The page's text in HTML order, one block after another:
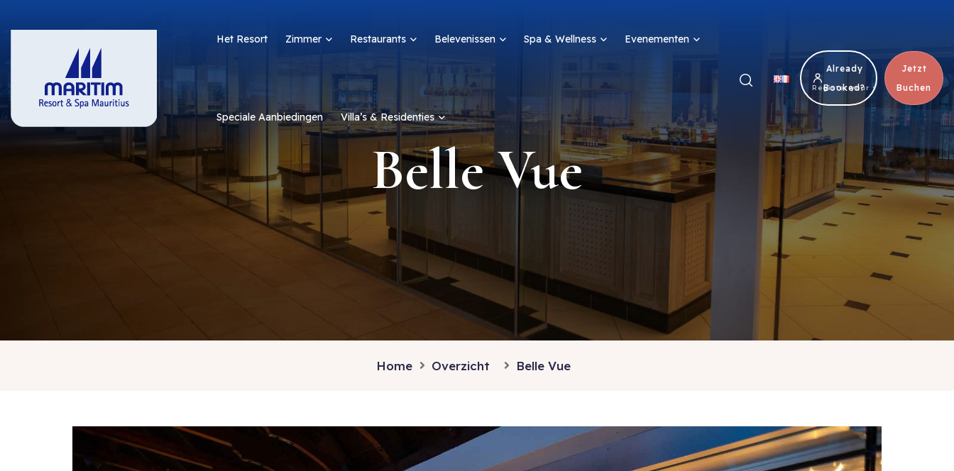
Het Resort Zimmer Restaurants Belevenissen Spa & Wellness Evenementen
Speciale Aanbiedingen Villa’s & Residenties
Already
Booked?
Register your stay
Jetzt
Buchen
Belle Vue
Home Overzicht Belle Vue